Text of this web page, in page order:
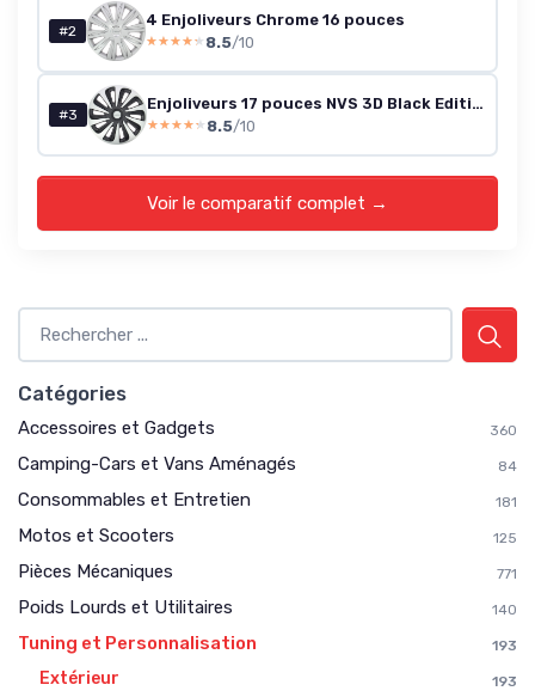
#2
4 Enjoliveurs Chrome 16 pouces
★★★★★
★★★★★ 8.5/10
#3
Enjoliveurs 17 pouces NVS 3D Black Edition
★★★★★
★★★★★ 8.5/10
Voir le comparatif complet →
Catégories
Accessoires et Gadgets 360
Camping-Cars et Vans Aménagés 84
Consommables et Entretien 181
Motos et Scooters 125
Pièces Mécaniques 771
Poids Lourds et Utilitaires 140
Tuning et Personnalisation 193
Extérieur
193